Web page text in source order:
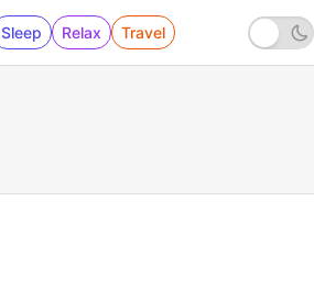
Sleep Relax Travel